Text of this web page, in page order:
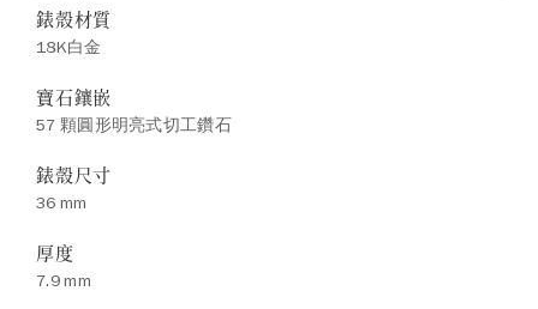
錶殼材質
18K白金
寶石鑲嵌
57 顆圓形明亮式切工鑽石
錶殼尺寸
36 mm
厚度
7.9 mm